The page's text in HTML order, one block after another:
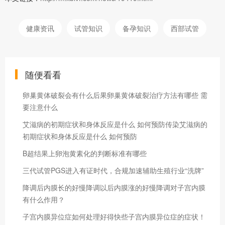
健康资讯 试管知识 备孕知识 西部试管
随便看看
卵巢黄体破裂会有什么后果卵巢黄体破裂治疗方法有哪些 需
要注意什么
艾滋病的初期症状和身体反应是什么 如何预防传染艾滋病的
初期症状和身体反应是什么 如何预防
B超结果上卵泡黄素化的判断标准有哪些
三代试管PGS进入有证时代，合规加速辅助生殖行业“洗牌”
降调后内膜长的好慢降调以后内膜涨的好慢降调对子宫内膜
有什么作用？
子宫内膜异位症如何处理好得快些子宫内膜异位症的症状！